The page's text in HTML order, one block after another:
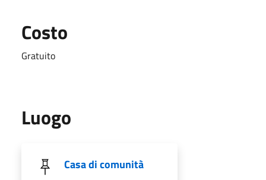
Costo
Gratuito
Luogo
Casa di comunità